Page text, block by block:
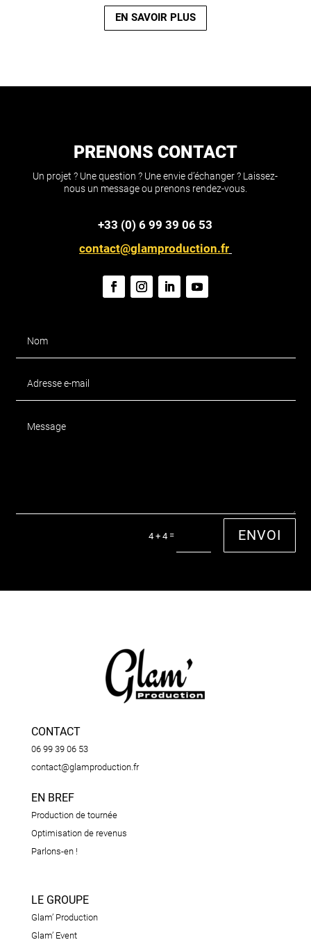
EN SAVOIR PLUS
PRENONS CONTACT
Un projet ? Une question ? Une envie d’échanger ? Laissez-
nous un message ou prenons rendez-vous.
+33 (0) 6 99 39 06 53
contact@glamproduction.fr
4 + 4= ENVOI
CONTACT
06 99 39 06 53
contact@glamproduction.fr
EN BREF
Production de tournée
Optimisation de revenus
Parlons-en !
LE GROUPE
Glam’ Production
Glam’ Event